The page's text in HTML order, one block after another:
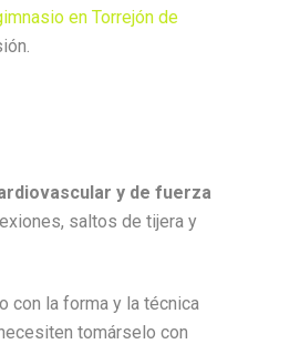
en Torrejón de
y de fuerza
saltos de tijera y
con la forma y la técnica
tomárselo con